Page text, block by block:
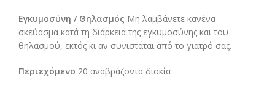
Εγκυμοσύνη / Θηλασμός Μη λαμβάνετε κανένα
σκεύασμα κατά τη διάρκεια της εγκυμοσύνης και του
θηλασμού, εκτός κι αν συνιστάται από το γιατρό σας.
Περιεχόμενο 20 αναβράζοντα δισκία